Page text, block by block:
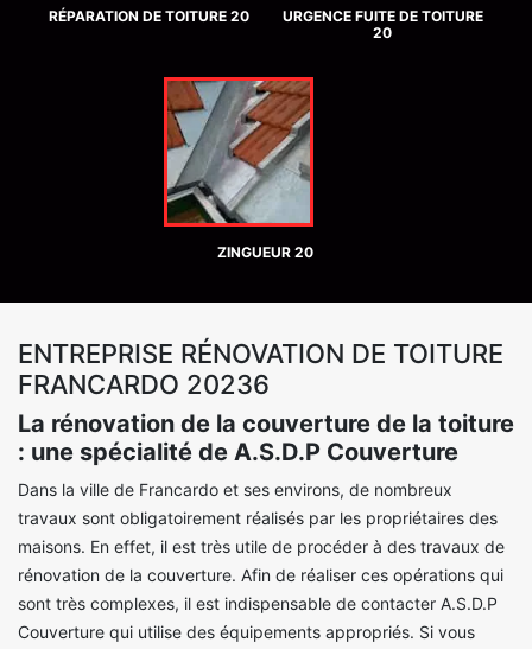
RÉPARATION DE TOITURE 20
URGENCE FUITE DE TOITURE
20
ZINGUEUR 20
ENTREPRISE RÉNOVATION DE TOITURE
FRANCARDO 20236
La rénovation de la couverture de la toiture
: une spécialité de A.S.D.P Couverture
Dans la ville de Francardo et ses environs, de nombreux
travaux sont obligatoirement réalisés par les propriétaires des
maisons. En effet, il est très utile de procéder à des travaux de
rénovation de la couverture. Afin de réaliser ces opérations qui
sont très complexes, il est indispensable de contacter A.S.D.P
Couverture qui utilise des équipements appropriés. Si vous